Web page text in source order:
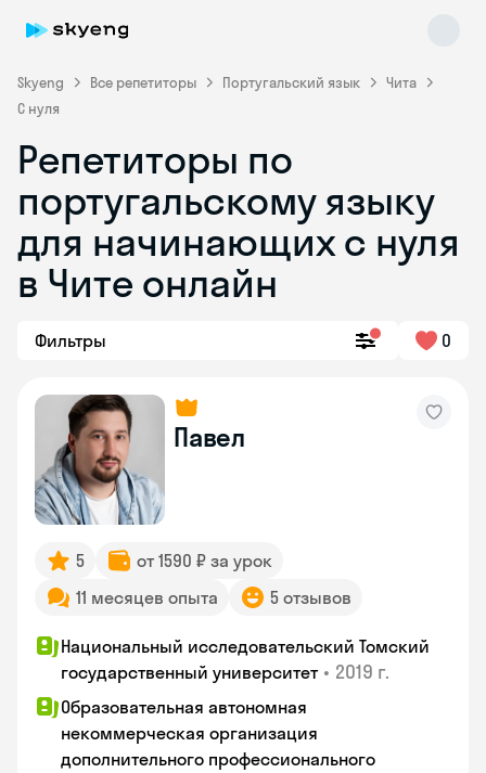
Skyeng Все репетиторы Португальский язык
Чита
С нуля
Репетиторы по
португальскому языку
для начинающих с нуля
в Чите онлайн
Фильтры 0
Павел
5
от 1590 ₽ за урок
11 месяцев опыта
5 отзывов
Национальный исследовательский Томский
государственный университет • 2019 г.
Образовательная автономная
некоммерческая организация
дополнительного профессионального
Skyeng Chat